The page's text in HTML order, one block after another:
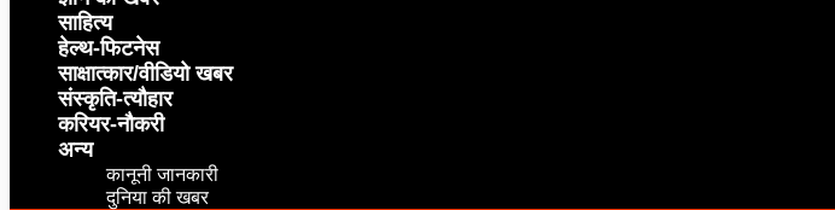
साहित्य
हेल्थ-फिटनेस
साक्षात्कार/वीडियो खबर
संस्कृति-त्यौहार
करियर-नौकरी
अन्य
कानूनी जानकारी
दुनिया की खबर